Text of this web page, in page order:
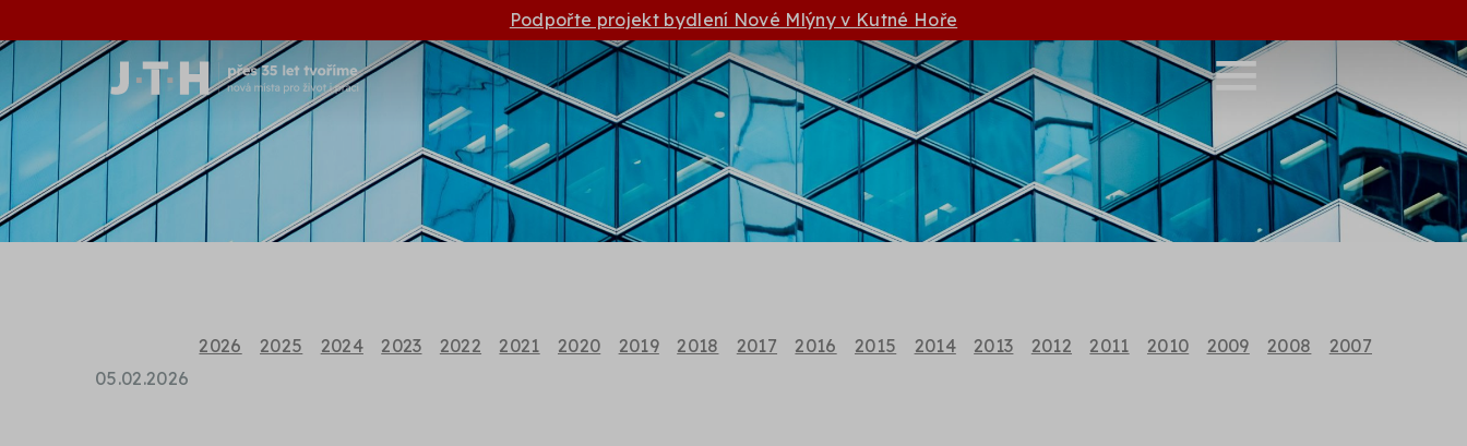
Podpořte projekt bydlení Nové Mlýny v Kutné Hoře
2007
2008
2009
2010
2011
2012
2013
2014
2015
2016
2017
2018
2019
2020
2021
2022
2023
2024
2025
2026
05.02.2026